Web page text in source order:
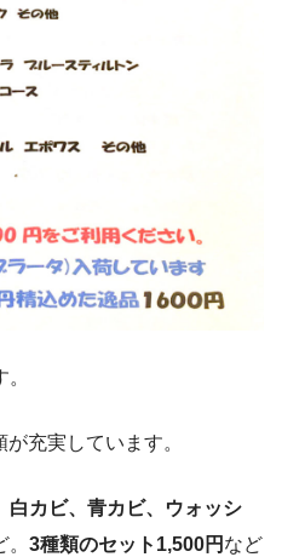
充実しています。
白カビ、青カビ、ウォッシ
3種類のセット1,500円 など